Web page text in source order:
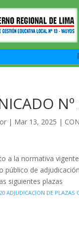
| Mar 13, 2025 |
a la normativa
público de
siguientes plazas
ADJUDICACION DE PLAZAS